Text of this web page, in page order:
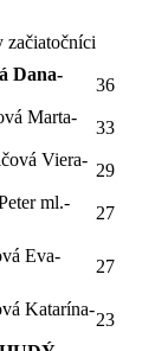
začiatočníci
Dana-
36
Marta-
33
Viera-
29
ml.-
27
Eva-
27
Katarína-
23